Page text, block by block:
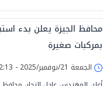
محافظ الجيزة يعلن بدء
بمركبات صغيرة
الجمعة 21/نوفمبر/2025 - 12:13 م